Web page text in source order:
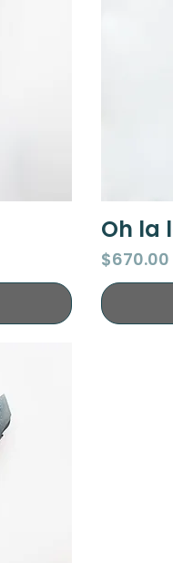
Oh la
Precio
$670.00